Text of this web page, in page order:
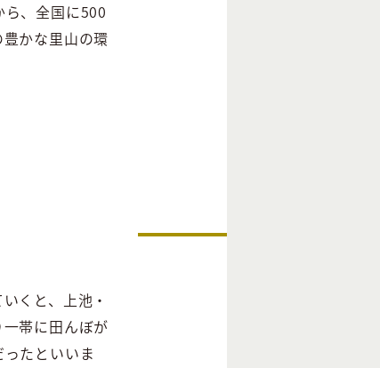
、全国に500
かな里山の環
くと、上池・
帯に田んぼが
たといいま